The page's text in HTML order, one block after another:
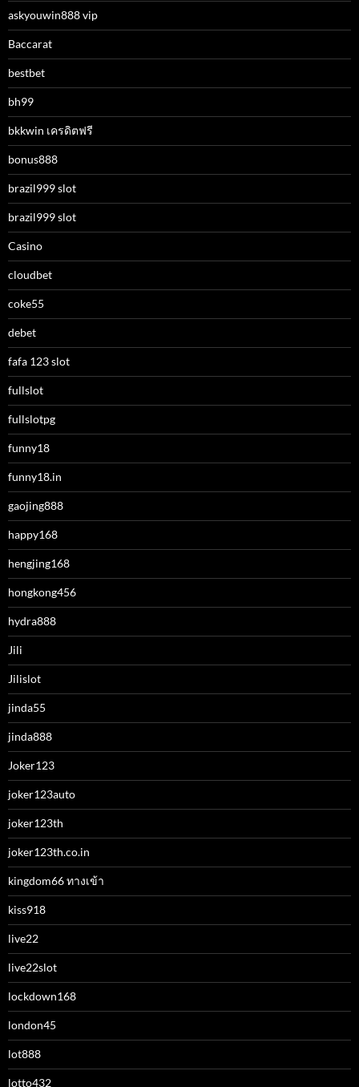
askyouwin888 vip
Baccarat
bestbet
bh99
bkkwin เครดิตฟรี
bonus888
brazil999 slot
brazil999 slot
Casino
cloudbet
coke55
debet
fafa 123 slot
fullslot
fullslotpg
funny18
funny18.in
gaojing888
happy168
hengjing168
hongkong456
hydra888
Jili
Jilislot
jinda55
jinda888
Joker123
joker123auto
joker123th
joker123th.co.in
kingdom66 ทางเข้า
kiss918
live22
live22slot
lockdown168
london45
lot888
lotto432